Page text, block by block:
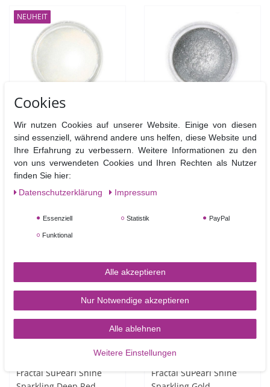
NEUHEIT
Fractal SuPearl Shine
Shell Nacre Gold
Glanzpuderfarbe
3,95 €
4.5 Gramm | 877,78 € /
In den Warenkorb
Fractal SuPearl Shine
Sparkling Dark Silver
Glanzpuderfarbe
10
Fractal SuPearl Shine
Fractal SuPearl Shine
Cookies
Wir nutzen Cookies auf unserer Website. Einige von diesen
sind essenziell, während andere uns helfen, diese Website und
Ihre Erfahrung zu verbessern. Weitere Informationen zu den
von uns verwendeten Cookies und Ihren Rechten als Nutzer
finden Sie hier:
Daten­schutz­erklärung
Impressum
Essenziell Statistik PayPal
Funktional
Alle akzeptieren
Nur Notwendige akzeptieren
Alle ablehnen
Weitere Einstellungen